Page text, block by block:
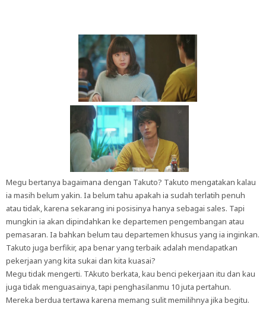
Megu bertanya bagaimana dengan Takuto? Takuto mengatakan kalau
ia masih belum yakin. Ia belum tahu apakah ia sudah terlatih penuh
atau tidak, karena sekarang ini posisinya hanya sebagai sales. Tapi
mungkin ia akan dipindahkan ke departemen pengembangan atau
pemasaran. Ia bahkan belum tau departemen khusus yang ia inginkan.
Takuto juga berfikir, apa benar yang terbaik adalah mendapatkan
pekerjaan yang kita sukai dan kita kuasai?
Megu tidak mengerti. TAkuto berkata, kau benci pekerjaan itu dan kau
juga tidak menguasainya, tapi penghasilanmu 10 juta pertahun.
Mereka berdua tertawa karena memang sulit memilihnya jika begitu.